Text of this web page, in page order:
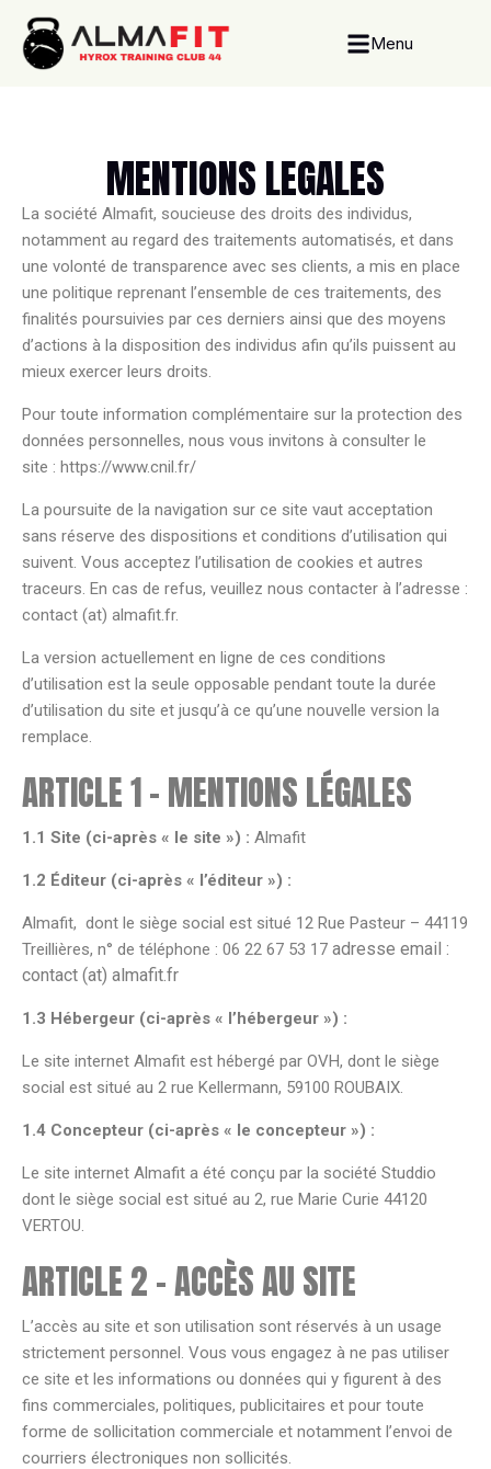
Menu
MENTIONSLEGALES
La société Almafit, soucieuse des droits des individus,
notamment au regard des traitements automatisés, et dans
une volonté de transparence avec ses clients, a mis en place
une politique reprenant l’ensemble de ces traitements, des
finalités poursuivies par ces derniers ainsi que des moyens
d’actions à la disposition des individus afin qu’ils puissent au
mieux exercer leurs droits.
Pour toute information complémentaire sur la protection des
données personnelles, nous vous invitons à consulter le
site : https://www.cnil.fr/
La poursuite de la navigation sur ce site vaut acceptation
sans réserve des dispositions et conditions d’utilisation qui
suivent. Vous acceptez l’utilisation de cookies et autres
traceurs. En cas de refus, veuillez nous contacter à l’adresse :
contact (at) almafit.fr.
La version actuellement en ligne de ces conditions
d’utilisation est la seule opposable pendant toute la durée
d’utilisation du site et jusqu’à ce qu’une nouvelle version la
remplace.
ARTICLE 1 – MENTIONS LÉGALES
1.1 Site (ci-après « le site ») : Almafit
1.2 Éditeur (ci-après « l’éditeur ») :
Almafit, dont le siège social est situé 12 Rue Pasteur – 44119
Treillières, n° de téléphone : 06 22 67 53 17 adresse email :
contact (at) almafit.fr
1.3 Hébergeur (ci-après « l’hébergeur ») :
Le site internet Almafit est hébergé par OVH, dont le siège
social est situé au 2 rue Kellermann, 59100 ROUBAIX.
1.4 Concepteur (ci-après « le concepteur ») :
Le site internet Almafit a été conçu par la société Studdio
dont le siège social est situé au 2, rue Marie Curie 44120
VERTOU.
ARTICLE 2 – ACCÈS AU SITE
L’accès au site et son utilisation sont réservés à un usage
strictement personnel. Vous vous engagez à ne pas utiliser
ce site et les informations ou données qui y figurent à des
fins commerciales, politiques, publicitaires et pour toute
forme de sollicitation commerciale et notamment l’envoi de
courriers électroniques non sollicités.